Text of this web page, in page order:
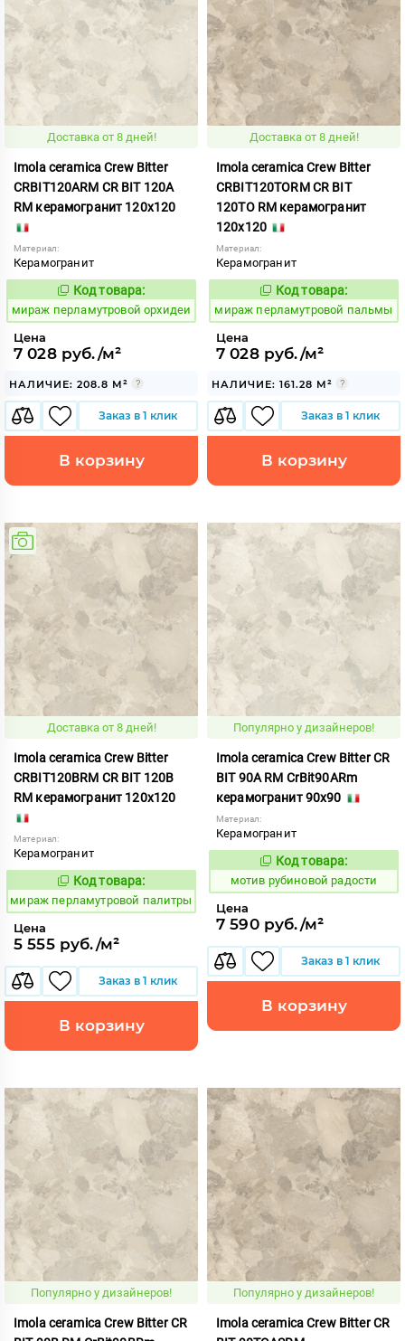
Доставка от 8 дней!
Imola ceramica Crew Bitter
CRBIT120ARM CR BIT 120A
RM керамогранит 120x120
Материал:
Керамогранит
993314
Код товара:
мираж перламутровой орхидеи
Цена
7 028 руб./м²
НАЛИЧИЕ: 208.8 М²
Заказ в 1 клик
В корзину
Доставка от 8 дней!
Imola ceramica Crew Bitter
CRBIT120TORM CR BIT
120TO RM керамогранит
120x120
Материал:
Керамогранит
993317
Код товара:
мираж перламутровой пальмы
Цена
7 028 руб./м²
НАЛИЧИЕ: 161.28 М²
Заказ в 1 клик
В корзину
Доставка от 8 дней!
Imola ceramica Crew Bitter
CRBIT120BRM CR BIT 120B
RM керамогранит 120x120
Материал:
Керамогранит
993316
Код товара:
мираж перламутровой палитры
Цена
5 555 руб./м²
Заказ в 1 клик
В корзину
Популярно у дизайнеров!
Imola ceramica Crew Bitter CR
BIT 90A RM CrBit90ARm
керамогранит 90x90
Материал:
Керамогранит
1041202
Код товара:
мотив рубиновой радости
Цена
7 590 руб./м²
Заказ в 1 клик
В корзину
Популярно у дизайнеров!
Imola ceramica Crew Bitter CR
Популярно у дизайнеров!
Imola ceramica Crew Bitter CR